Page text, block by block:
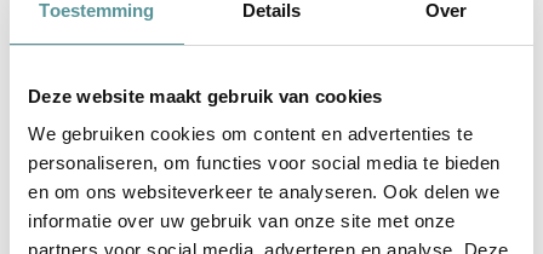
Toestemming Details Over
Deze website maakt gebruik van cookies
We gebruiken cookies om content en advertenties te
personaliseren, om functies voor social media te bieden
en om ons websiteverkeer te analyseren. Ook delen we
informatie over uw gebruik van onze site met onze
partners voor social media, adverteren en analyse. Deze
Onze rots in de branding
10 mei 2024, de dag waarop wij afscheid moesten nemen